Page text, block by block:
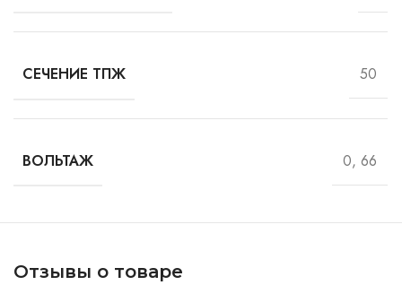
СЕЧЕНИЕ ТПЖ 50
ВОЛЬТАЖ 0, 66
Отзывы о товаре